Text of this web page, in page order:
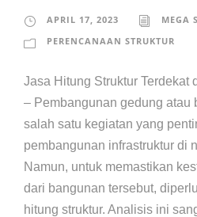
APRIL 17, 2023
MEGA
PERENCANAAN STRUKTUR
Jasa Hitung Struktur Terdekat
– Pembangunan gedung atau
salah satu kegiatan yang
pembangunan infrastruktur di
Namun, untuk memastikan
dari bangunan tersebut,
hitung struktur. Analisis ini